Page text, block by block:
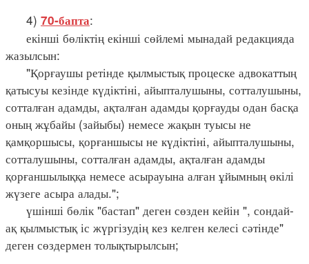
4) 70-бапта:
екінші бөліктің екінші сөйлемі мынадай редакцияда
жазылсын:
"Қорғаушы ретінде қылмыстық процеске адвокаттың
қатысуы кезінде күдіктіні, айыпталушыны, сотталушыны,
сотталған адамды, ақталған адамды қорғауды одан басқа
оның жұбайы (зайыбы) немесе жақын туысы не
қамқоршысы, қорғаншысы не күдіктіні, айыпталушыны,
сотталушыны, сотталған адамды, ақталған адамды
қорғаншылыққа немесе асырауына алған ұйымның өкілі
жүзеге асыра алады.";
үшінші бөлік "бастап" деген сөзден кейін ", сондай-
ақ қылмыстық іс жүргізудің кез келген келесі сәтінде"
деген сөздермен толықтырылсын;